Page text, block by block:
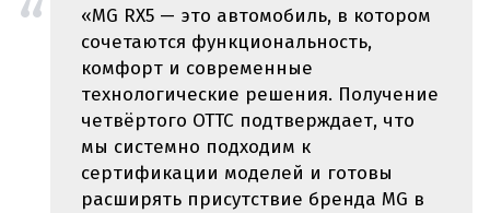
«MG RX5 — это автомобиль, в котором
сочетаются функциональность,
комфорт и современные
технологические решения. Получение
четвёртого ОТТС подтверждает, что
мы системно подходим к
сертификации моделей и готовы
расширять присутствие бренда MG в